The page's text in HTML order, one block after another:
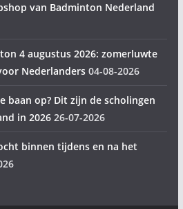
van Badminton Nederland
4 augustus 2026: zomerluwte
Nederlanders 04-08-2026
baan op? Dit zijn de scholingen
in 2026 26-07-2026
binnen tijdens en na het